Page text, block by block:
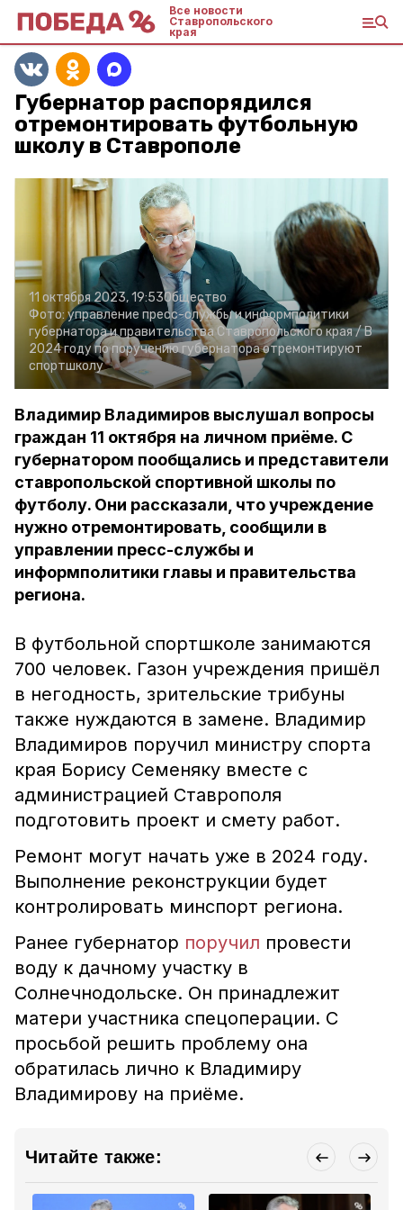
Все новости
Ставропольского
края
Губернатор распорядился
отремонтировать футбольную
школу в Ставрополе
11 октября 2023, 19:53Общество
Фото:управление пресс-службы и информполитики
губернатора и правительства Ставропольского края /В
2024 году по поручению губернатора отремонтируют
спортшколу
Владимир Владимиров выслушал вопросы
граждан 11 октября на личном приёме. С
губернатором пообщались и представители
ставропольской спортивной школы по
футболу. Они рассказали, что учреждение
нужно отремонтировать, сообщили в
управлении пресс-службы и
информполитики главы и правительства
региона.
В футбольной спортшколе занимаются
700 человек. Газон учреждения пришёл
в негодность, зрительские трибуны
также нуждаются в замене. Владимир
Владимиров поручил министру спорта
края Борису Семеняку вместе с
администрацией Ставрополя
подготовить проект и смету работ.
Ремонт могут начать уже в 2024 году.
Выполнение реконструкции будет
контролировать минспорт региона.
Ранее губернатор поручил провести
воду к дачному участку в
Солнечнодольске. Он принадлежит
матери участника спецоперации. С
просьбой решить проблему она
обратилась лично к Владимиру
Владимирову на приёме.
Читайте также: